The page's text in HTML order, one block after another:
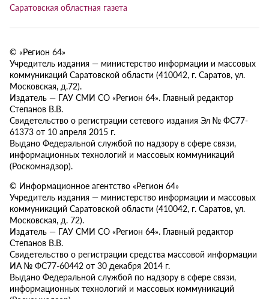
Саратовская областная газета
© «Регион 64»
Учредитель издания — министерство информации и массовых
коммуникаций Саратовской области (410042, г. Саратов, ул.
Московская, д.72).
Издатель — ГАУ СМИ СО «Регион 64». Главный редактор
Степанов В.В.
Свидетельство о регистрации сетевого издания Эл № ФС77-
61373 от 10 апреля 2015 г.
Выдано Федеральной службой по надзору в сфере связи,
информационных технологий и массовых коммуникаций
(Роскомнадзор).
© Информационное агентство «Регион 64»
Учредитель издания — министерство информации и массовых
коммуникаций Саратовской области (410042, г. Саратов, ул.
Московская, д. 72).
Издатель — ГАУ СМИ СО «Регион 64». Главный редактор
Степанов В.В.
Свидетельство о регистрации средства массовой информации
ИА № ФС77-60442 от 30 декабря 2014 г.
Выдано Федеральной службой по надзору в сфере связи,
информационных технологий и массовых коммуникаций